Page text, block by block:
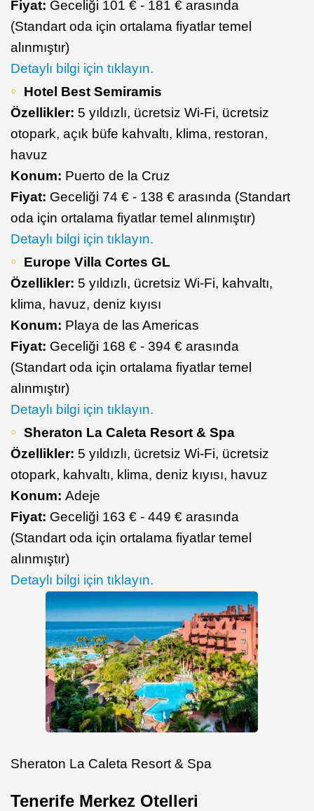
Fiyat: Geceliği 101 € - 181 € arasında
(Standart oda için ortalama fiyatlar temel
alınmıştır)
Detaylı bilgi için tıklayın.
Hotel Best Semiramis
Özellikler: 5 yıldızlı, ücretsiz Wi-Fi, ücretsiz
otopark, açık büfe kahvaltı, klima, restoran,
havuz
Konum: Puerto de la Cruz
Fiyat: Geceliği 74 € - 138 € arasında (Standart
oda için ortalama fiyatlar temel alınmıştır)
Detaylı bilgi için tıklayın.
Europe Villa Cortes GL
Özellikler: 5 yıldızlı, ücretsiz Wi-Fi, kahvaltı,
klima, havuz, deniz kıyısı
Konum: Playa de las Americas
Fiyat: Geceliği 168 € - 394 € arasında
(Standart oda için ortalama fiyatlar temel
alınmıştır)
Detaylı bilgi için tıklayın.
Sheraton La Caleta Resort & Spa
Özellikler: 5 yıldızlı, ücretsiz Wi-Fi, ücretsiz
otopark, kahvaltı, klima, deniz kıyısı, havuz
Konum: Adeje
Fiyat: Geceliği 163 € - 449 € arasında
(Standart oda için ortalama fiyatlar temel
alınmıştır)
Detaylı bilgi için tıklayın.
Sheraton La Caleta Resort & Spa
Tenerife Merkez Otelleri